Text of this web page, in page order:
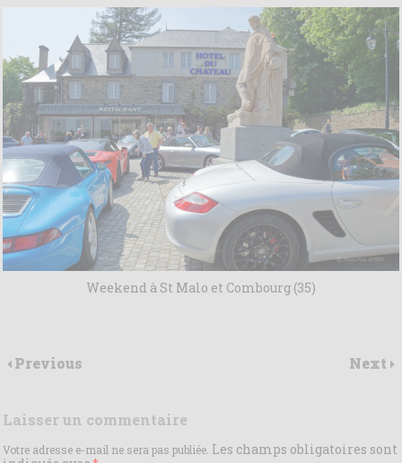
Weekend à St Malo et Combourg (35)
Previous Next
Laisser un commentaire
Votre adresse e-mail ne sera pas publiée. Les champs obligatoires sont